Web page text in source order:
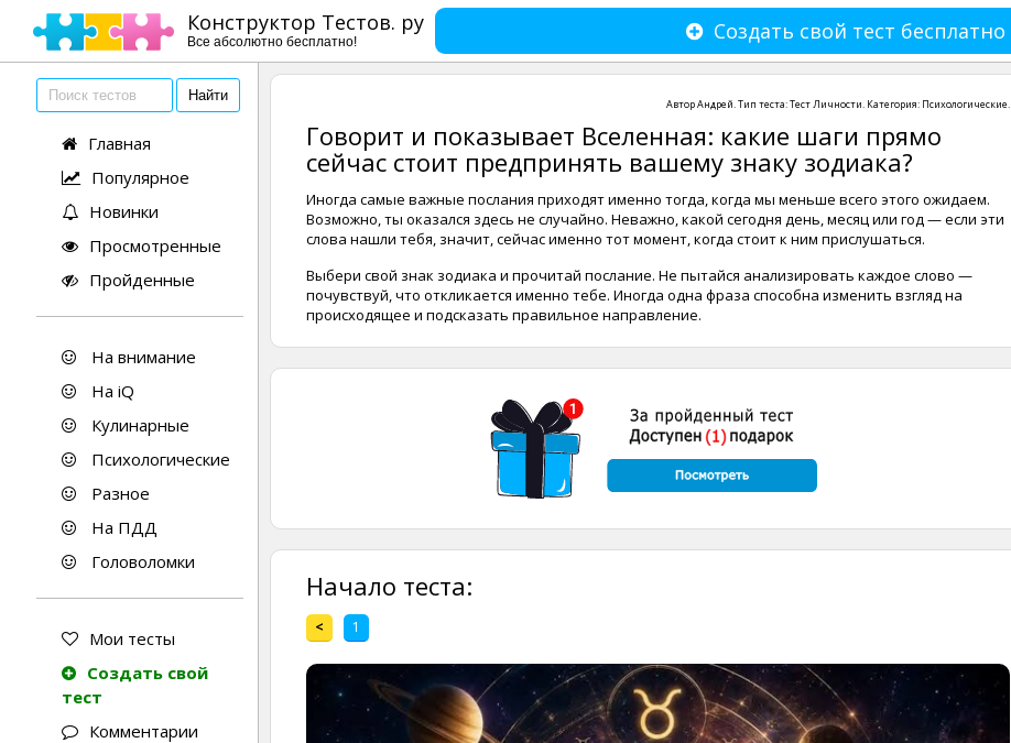
Конструктор Тестов. ру
Все абсолютно бесплатно! Создать свой тест бесплатно
Главная
Популярное
Новинки
Просмотренные
Пройденные
На внимание
На iQ
Кулинарные
Психологические
Разное
На ПДД
Головоломки
Мои тесты
Создать свой
тест
Комментарии
АвторАндрей. Тип теста:Тест Личности. Категория: Психологические.
Говорит и показывает Вселенная: какие шаги прямо
сейчас стоит предпринять вашему знаку зодиака?
Иногда самые важные послания приходят именно тогда, когда мы меньше всего этого ожидаем.
Возможно, ты оказался здесь не случайно. Неважно, какой сегодня день, месяц или год — если эти
слова нашли тебя, значит, сейчас именно тот момент, когда стоит к ним прислушаться.
Выбери свой знак зодиака и прочитай послание. Не пытайся анализировать каждое слово —
почувствуй, что откликается именно тебе. Иногда одна фраза способна изменить взгляд на
происходящее и подсказать правильное направление.
Начало теста:
< 1